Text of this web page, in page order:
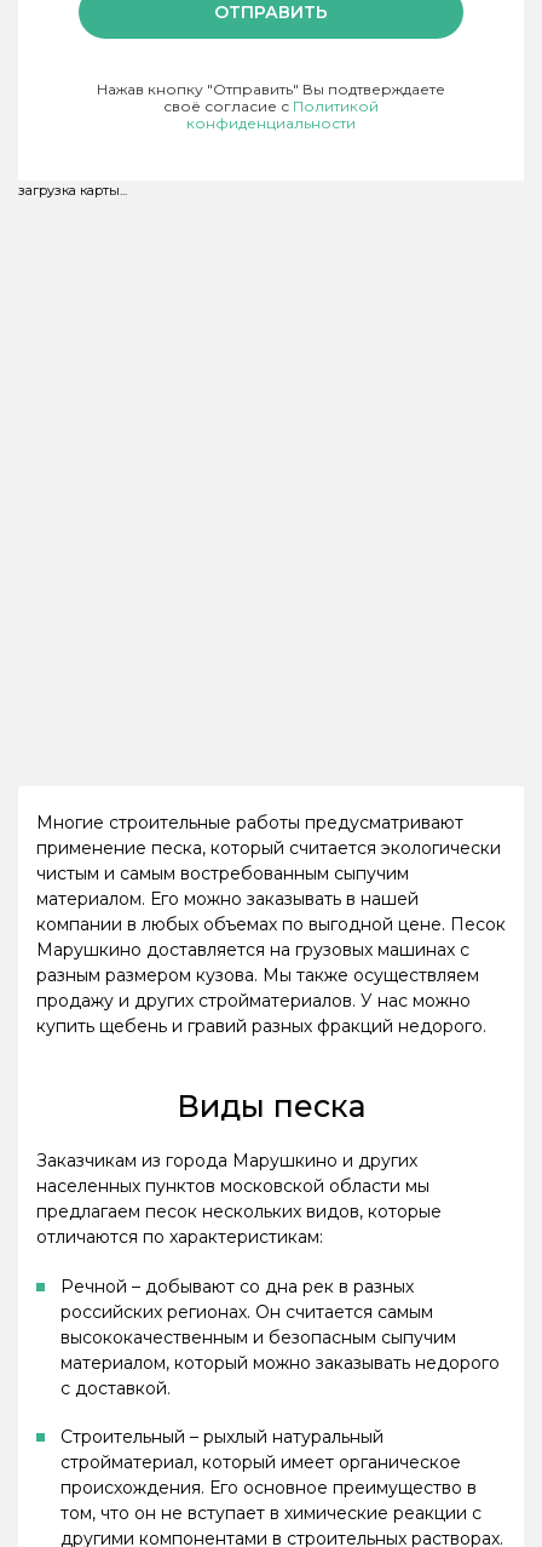
ОТПРАВИТЬ
Нажав кнопку "Отправить" Вы подтверждаете
своё согласие с Политикой
конфиденциальности
загрузка карты...
Многие строительные работы предусматривают
применение песка, который считается экологически
чистым и самым востребованным сыпучим
материалом. Его можно заказывать в нашей
компании в любых объемах по выгодной цене. Песок
Марушкино доставляется на грузовых машинах с
разным размером кузова. Мы также осуществляем
продажу и других стройматериалов. У нас можно
купить щебень и гравий разных фракций недорого.
Виды песка
Заказчикам из города Марушкино и других
населенных пунктов московской области мы
предлагаем песок нескольких видов, которые
отличаются по характеристикам:
Речной – добывают со дна рек в разных
российских регионах. Он считается самым
высококачественным и безопасным сыпучим
материалом, который можно заказывать недорого
с доставкой.
Строительный – рыхлый натуральный
стройматериал, который имеет органическое
происхождения. Его основное преимущество в
том, что он не вступает в химические реакции с
другими компонентами в строительных растворах.